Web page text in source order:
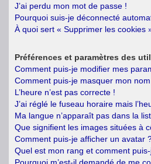
J’ai perdu mon mot de passe !
Pourquoi suis-je déconnecté
À quoi sert « Supprimer les cookies
Préférences et paramètres des
Comment puis-je modifier mes
Comment puis-je masquer mon
L’heure n’est pas correcte !
J’ai réglé le fuseau horaire mais
Ma langue n’apparaît pas dans la
Que signifient les images situées à
Comment puis-je afficher un avatar
Quel est mon rang et comment